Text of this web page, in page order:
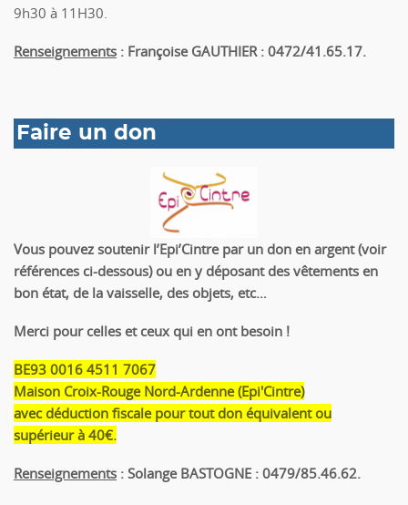
9h30 à 11H30.
Renseignements : Françoise GAUTHIER : 0472/41.65.17.
Faire un don
Vous pouvez soutenir l’Epi’Cintre par un don en argent (voir
références ci-dessous) ou en y déposant des vêtements en
bon état, de la vaisselle, des objets, etc…
Merci pour celles et ceux qui en ont besoin !
BE93 0016 4511 7067
Maison Croix-Rouge Nord-Ardenne (Epi'Cintre)
avec déduction fiscale pour tout don équivalent ou
supérieur à 40€.
Renseignements : Solange BASTOGNE : 0479/85.46.62.